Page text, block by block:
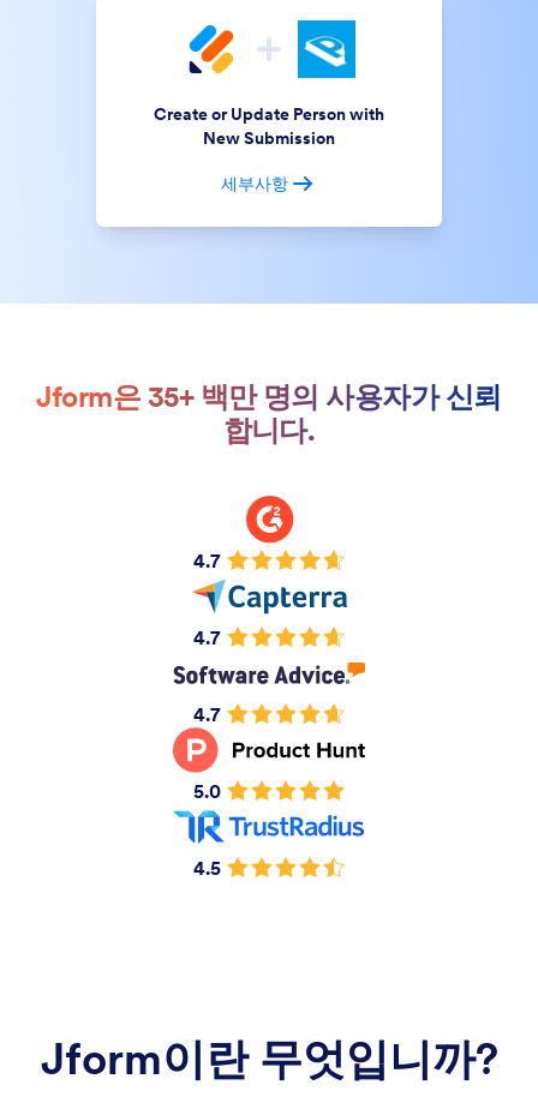
Create or Update Person with
New Submission
세부사항
Jform은 35+ 백만 명의 사용자가 신뢰
합니다.
4.7
4.7
4.7
5.0
4.5
Jform이란 무엇입니까?